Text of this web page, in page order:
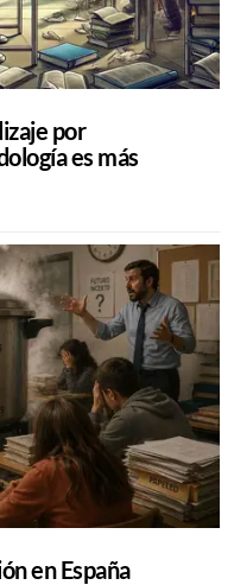
por
es más
en España